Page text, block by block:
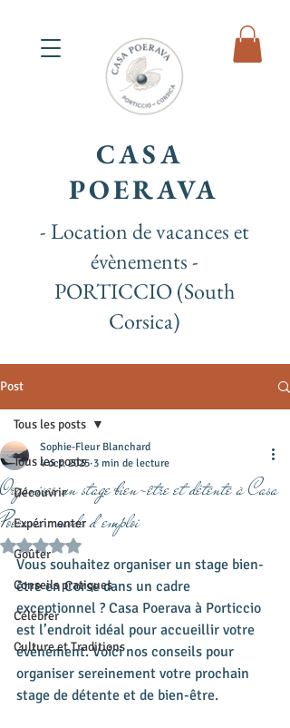
CASA
POERAVA
- Location de vacances et
évènements -
PORTICCIO (South
Corsica)
Post
Tous les posts
Découvrir
Expérimenter
Goûter
Conseils pratiques
Célébrer
Culture et Traditions
Tous les posts
Organiser un stage bien-être et détente à Casa
Poerava : mode d’emploi
Sophie-Fleur Blanchard
4 oct. 2025 3 min de lecture
Noté NaN étoiles sur 5.
Vous souhaitez organiser un stage bien-
être en Corse dans un cadre
exceptionnel ? Casa Poerava à Porticcio
est l’endroit idéal pour accueillir votre
événement. Voici nos conseils pour
organiser sereinement votre prochain
stage de détente et de bien-être.